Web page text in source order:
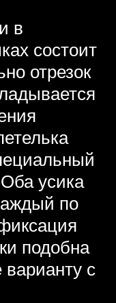
в
состоит
отрезок
усика
по
подобна
с